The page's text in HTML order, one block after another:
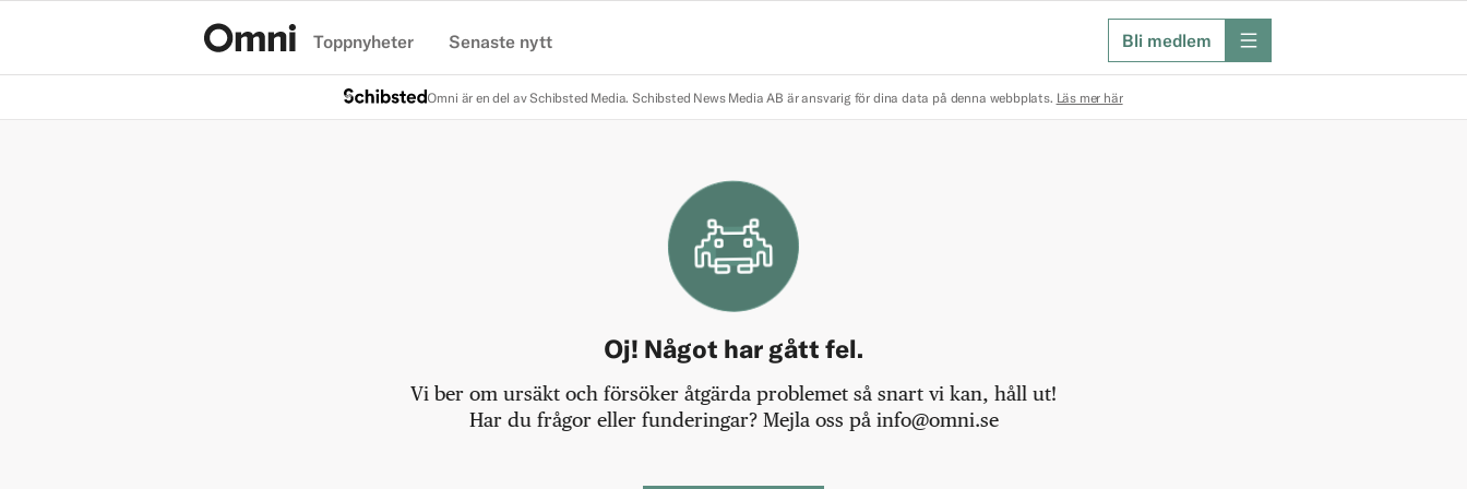
Toppnyheter Senaste nytt Bli medlem meny
Omni är en del av Schibsted Media. Schibsted News Media AB är ansvarig för dina data på denna webbplats. Läs mer här
Oj! Något har gått fel.
Vi ber om ursäkt och försöker åtgärda problemet så snart vi kan, håll ut!
Har du frågor eller funderingar? Mejla oss på info@omni.se